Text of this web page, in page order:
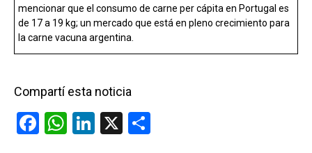
mencionar que el consumo de carne per cápita en Portugal es
de 17 a 19 kg; un mercado que está en pleno crecimiento para
la carne vacuna argentina.
Compartí esta noticia
F
W Li
X